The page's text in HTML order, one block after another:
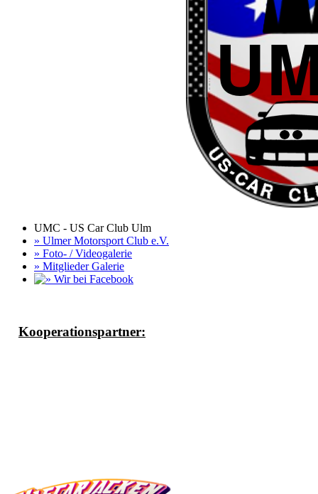
UMC - US Car Club Ulm
» Ulmer Motorsport Club e.V.
» Foto- / Videogalerie
» Mitglieder Galerie
Kooperationspartner: